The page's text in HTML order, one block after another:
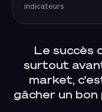
indicateurs
Le succès
surtout
market,
gâcher un